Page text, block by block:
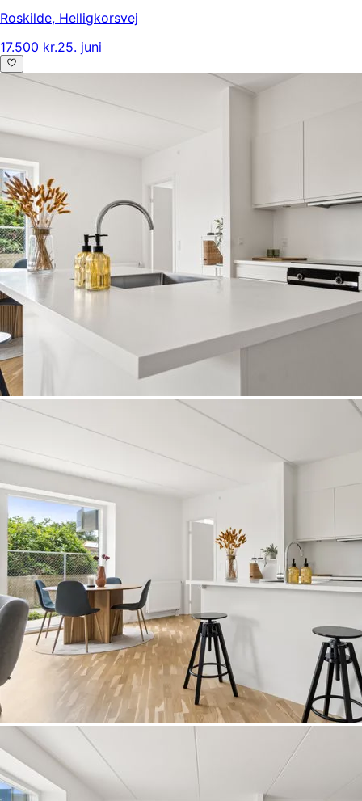
Roskilde, Helligkorsvej
17.500 kr.25. juni